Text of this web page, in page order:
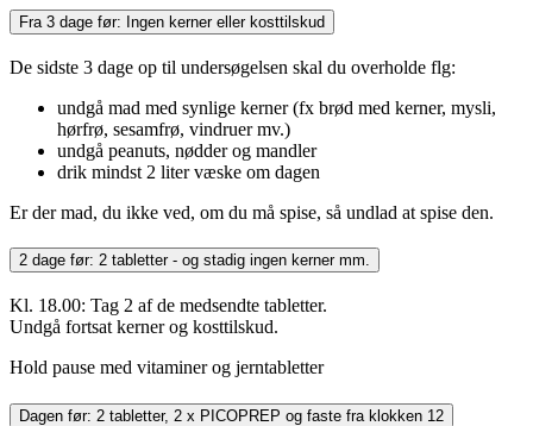
Fra 3 dage før: Ingen kerner eller kosttilskud
De sidste 3 dage op til undersøgelsen skal du overholde flg:
undgå mad med synlige kerner (fx brød med kerner, mysli,
hørfrø, sesamfrø, vindruer mv.)
undgå peanuts, nødder og mandler
drik mindst 2 liter væske om dagen
Er der mad, du ikke ved, om du må spise, så undlad at spise den.
2 dage før: 2 tabletter - og stadig ingen kerner mm.
Kl. 18.00: Tag 2 af de medsendte tabletter.
Undgå fortsat kerner og kosttilskud.
Hold pause med vitaminer og jerntabletter
Dagen før: 2 tabletter, 2 x PICOPREP og faste fra klokken 12